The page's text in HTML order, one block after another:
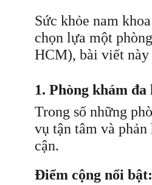
Sức khỏe nam
chọn lựa một
HCM), bài viết này
1. Phòng khám
Trong số những
vụ tận tâm và
cận.
Điểm cộng nổi bật: